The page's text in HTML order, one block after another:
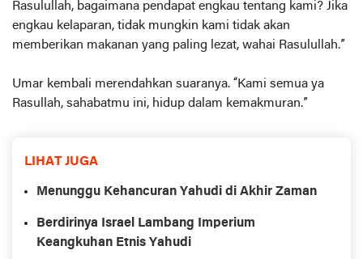
Rasulullah, bagaimana pendapat engkau tentang kami? Jika
engkau kelaparan, tidak mungkin kami tidak akan
memberikan makanan yang paling lezat, wahai Rasulullah.”
Umar kembali merendahkan suaranya. “Kami semua ya
Rasullah, sahabatmu ini, hidup dalam kemakmuran.”
LIHAT JUGA
Menunggu Kehancuran Yahudi di Akhir Zaman
Berdirinya Israel Lambang Imperium
Keangkuhan Etnis Yahudi